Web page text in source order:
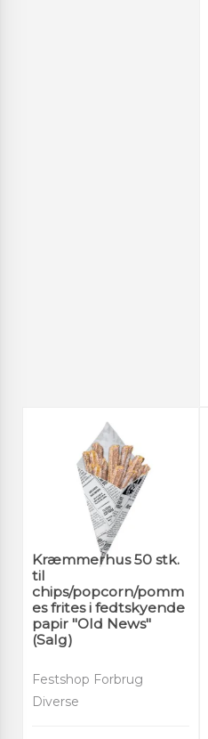
Kræmmerhus 50 stk.
til
chips/popcorn/pomm
es frites i fedtskyende
papir "Old News"
(Salg)
Festshop Forbrug
Diverse